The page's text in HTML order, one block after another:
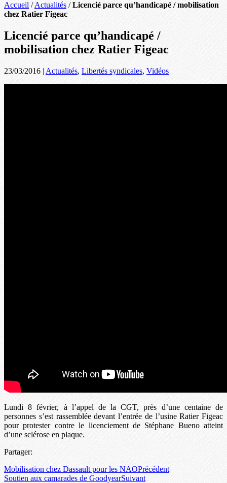
Accueil /Actualités /Licencié parce qu’handicapé / mobilisation
chez Ratier Figeac
Licencié parce qu’handicapé /
mobilisation chez Ratier Figeac
23/03/2016 | Actualités, Libertés syndicales, Vidéos
Lundi 8 février, à l’appel de la CGT, près d’une centaine de
personnes s’est rassemblée devant l’entrée de l’usine Ratier Figeac
pour protester contre le licenciement de Stéphane Bueno atteint
d’une sclérose en plaque.
Partager:
Mobilisation chez Dassault pour les NAOPrécédent
Soutien aux camarades de GoodyearSuivant